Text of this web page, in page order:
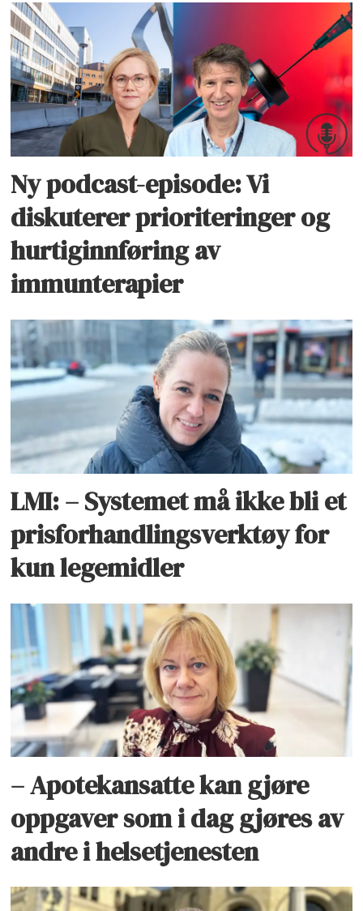
Ny podcast-episode: Vi
diskuterer prioriteringer og
hurtiginnføring av
immunterapier
LMI: – Systemet må ikke bli et
prisforhandlingsverktøy for
kun legemidler
– Apotekansatte kan gjøre
oppgaver som i dag gjøres av
andre i helsetjenesten